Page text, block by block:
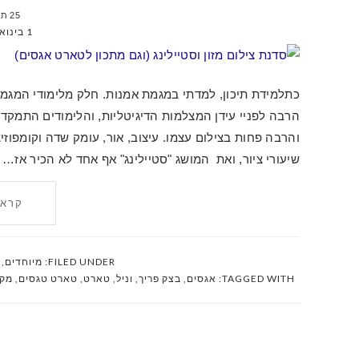
25 תגובות
1 בינואר 2011
הרבה לפניי עידן המצלמות הדיגיטליות, והלימודים
והרבה פחות בצילום עצמו. עיצוב, אור, עומק שדה
שיעורי ציור, ואת המושג "סטיילינג" אף אחד לא הכיר אז…
FILED UNDER: מיוחדים
TAGGED WITH: אגסים , בצק פריך, וניל, טארט , טארט טגסים ,